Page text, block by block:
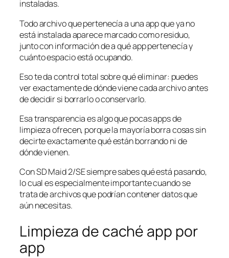
instaladas.
Todo archivo que pertenecía a una app que ya no
está instalada aparece marcado como residuo,
junto con información de a qué app pertenecía y
cuánto espacio está ocupando.
Eso te da control total sobre qué eliminar: puedes
ver exactamente de dónde viene cada archivo antes
de decidir si borrarlo o conservarlo.
Esa transparencia es algo que pocas apps de
limpieza ofrecen, porque la mayoría borra cosas sin
decirte exactamente qué están borrando ni de
dónde vienen.
Con SD Maid 2/SE siempre sabes qué está pasando,
lo cual es especialmente importante cuando se
trata de archivos que podrían contener datos que
aún necesitas.
Limpieza de caché app por
app